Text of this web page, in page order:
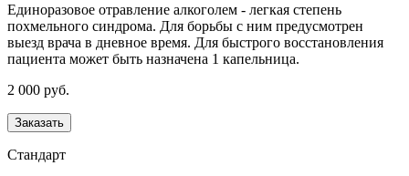
Единоразовое отравление алкоголем - легкая степень
похмельного синдрома. Для борьбы с ним предусмотрен
выезд врача в дневное время. Для быстрого восстановления
пациента может быть назначена 1 капельница.
2 000 руб.
Заказать
Стандарт